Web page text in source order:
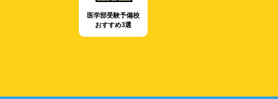
医学部受験予備校
おすすめ3選